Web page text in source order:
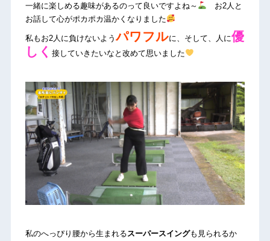
一緒に楽しめる趣味があるのって良いですよね～
お2人と
お話して心がポカポカ温かくなりました
私もお2人に負けないようパワフルに、そして、人に優
しく 接していきたいなと改めて思いました
私のへっぴり腰から生まれる スーパースイングも見られるか